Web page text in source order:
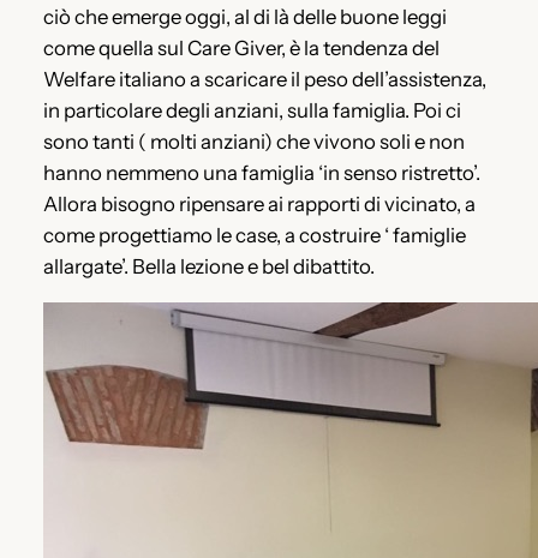
ciò che emerge oggi, al di là delle buone leggi
come quella sul Care Giver, è la tendenza del
Welfare italiano a scaricare il peso dell’assistenza,
in particolare degli anziani, sulla famiglia. Poi ci
sono tanti ( molti anziani) che vivono soli e non
hanno nemmeno una famiglia ‘in senso ristretto’.
Allora bisogno ripensare ai rapporti di vicinato, a
come progettiamo le case, a costruire ‘ famiglie
allargate’. Bella lezione e bel dibattito.